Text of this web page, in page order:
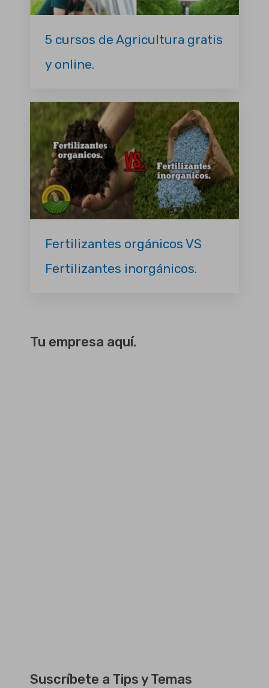
5 cursos de Agricultura gratis
y online.
Fertilizantes orgánicos VS
Fertilizantes inorgánicos.
Tu empresa aquí.
Suscríbete a Tips y Temas